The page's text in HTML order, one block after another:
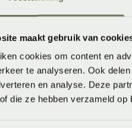
maakt gebruik van
cookies om content en
te analyseren. Ook
en analyse. Deze
die ze hebben verzameld